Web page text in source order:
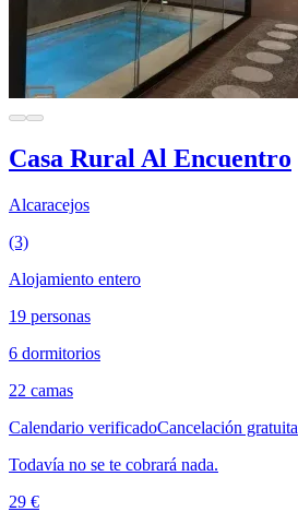
Casa Rural Al Encuentro
Alcaracejos
(3)
Alojamiento entero
19 personas
6 dormitorios
22 camas
Calendario verificadoCancelación gratuita
Todavía no se te cobrará nada.
29 €